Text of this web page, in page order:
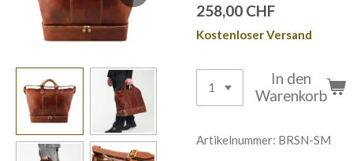
258,00 CHF
Kostenloser Versand
In den
Warenkorb
Artikelnummer: BRSN-SM